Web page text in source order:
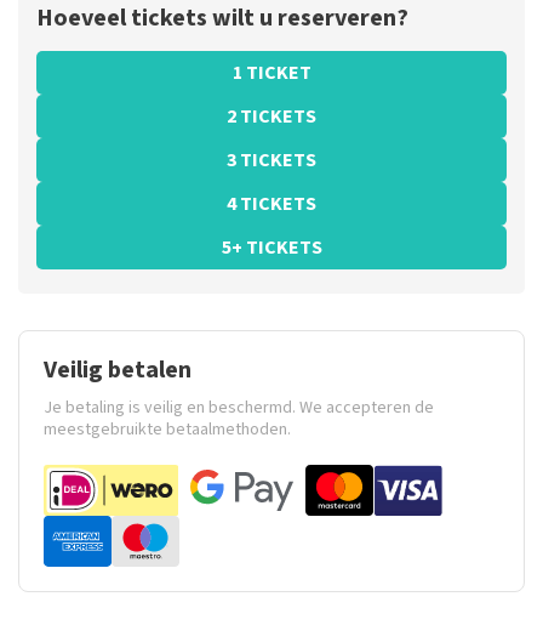
Hoeveel tickets wilt u reserveren?
1 TICKET
2 TICKETS
3 TICKETS
4 TICKETS
5+ TICKETS
Veilig betalen
Je betaling is veilig en beschermd. We accepteren de
meestgebruikte betaalmethoden.